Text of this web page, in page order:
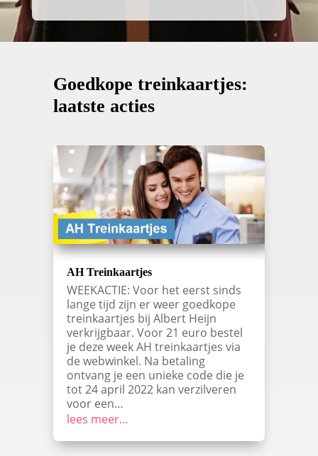
Goedkope treinkaartjes:
laatste acties
AH Treinkaartjes
WEEKACTIE: Voor het eerst sinds
lange tijd zijn er weer goedkope
treinkaartjes bij Albert Heijn
verkrijgbaar. Voor 21 euro bestel
je deze week AH treinkaartjes via
de webwinkel. Na betaling
ontvang je een unieke code die je
tot 24 april 2022 kan verzilveren
voor een…
lees meer…